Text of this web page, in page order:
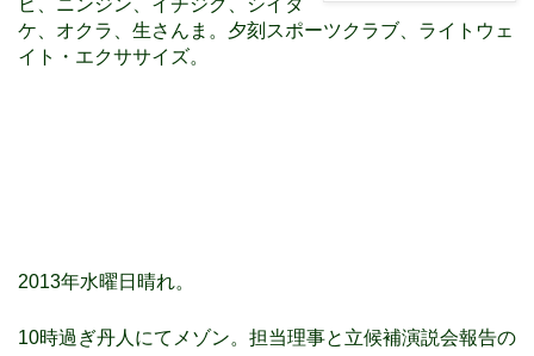
ビ、ニンジン、イチジク、シイタ
ケ、オクラ、生さんま。夕刻スポーツクラブ、ライトウェ
イト・エクササイズ。
2013年水曜日晴れ。
10時過ぎ丹人にてメゾン。担当理事と立候補演説会報告の